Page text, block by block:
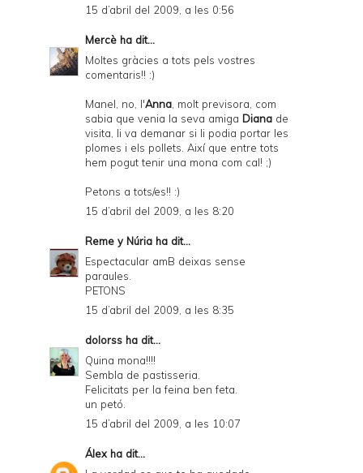
15 d’abril del 2009, a les 0:56
Mercè ha dit...
Moltes gràcies a tots pels vostres
comentaris!! :)
Manel, no, l'Anna , molt previsora, com
sabia que venia la seva amiga Diana de
visita, li va demanar si li podia portar les
plomes i els pollets. Així que entre tots
hem pogut tenir una mona com cal! ;)
Petons a tots/es!! :)
15 d’abril del 2009, a les 8:20
Reme y Núria ha dit...
Espectacular amB deixas sense
paraules.
PETONS
15 d’abril del 2009, a les 8:35
dolorss ha dit...
Quina mona!!!!
Sembla de pastisseria.
Felicitats per la feina ben feta.
un petó.
15 d’abril del 2009, a les 10:07
Álexha dit...